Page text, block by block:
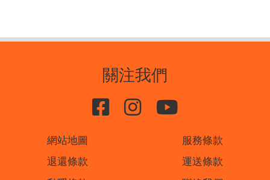
關注我們
網站地圖
服務條款
退還條款
運送條款